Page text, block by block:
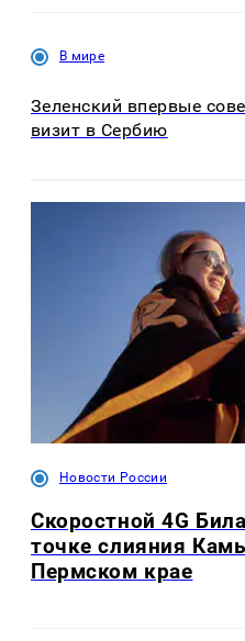
В мире
Зеленский впервые
визит в Сербию
Новости России
Скоростной 4G
точке слияния
Пермском крае